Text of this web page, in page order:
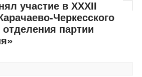
участие в XXXII
Черкесского
отделения партии